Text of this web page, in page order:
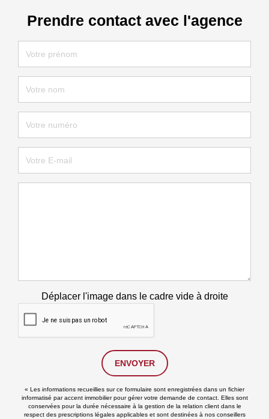
Prendre contact avec l'agence
Déplacer l'image dans le cadre vide à droite
ENVOYER
« Les informations recueillies sur ce formulaire sont enregistrées dans un fichier
informatisé par accent immobilier pour gérer votre demande de contact. Elles sont
conservées pour la durée nécessaire à la gestion de la relation client dans le
respect des prescriptions légales applicables et sont destinées à nos conseillers